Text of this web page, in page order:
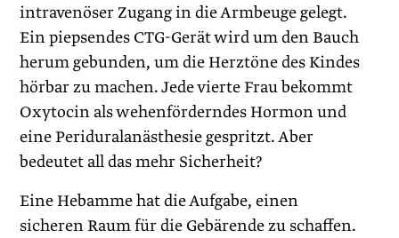
intravenöser Zugang in die Armbeuge gelegt.
Ein piepsendes CTG-Gerät wird um den Bauch
herum gebunden, um die Herztöne des Kindes
hörbar zu machen. Jede vierte Frau bekommt
Oxytocin als wehenförderndes Hormon und
eine Periduralanästhesie gespritzt. Aber
bedeutet all das mehr Sicherheit?
Eine Hebamme hat die Aufgabe, einen
sicheren Raum für die Gebärende zu schaffen.